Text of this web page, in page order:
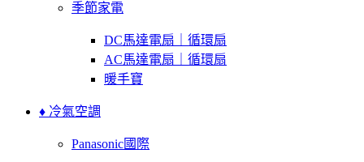
季節家電
DC馬達電扇｜循環扇
AC馬達電扇｜循環扇
暖手寶
♦ 冷氣空調
Panasonic國際